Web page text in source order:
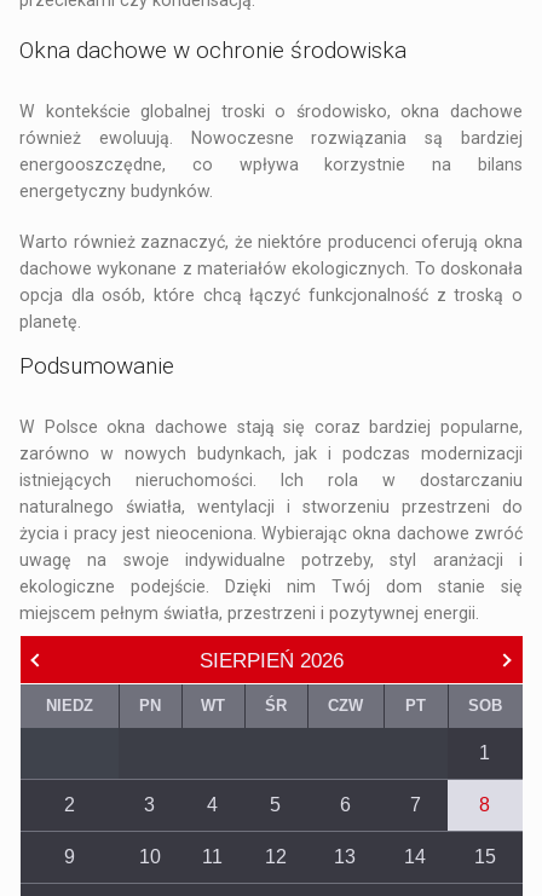
Okna dachowe w ochronie środowiska
W kontekście globalnej troski o środowisko, okna dachowe
również ewoluują. Nowoczesne rozwiązania są bardziej
energooszczędne, co wpływa korzystnie na bilans
energetyczny budynków.
Warto również zaznaczyć, że niektóre producenci oferują okna
dachowe wykonane z materiałów ekologicznych. To doskonała
opcja dla osób, które chcą łączyć funkcjonalność z troską o
planetę.
Podsumowanie
W Polsce okna dachowe stają się coraz bardziej popularne,
zarówno w nowych budynkach, jak i podczas modernizacji
istniejących nieruchomości. Ich rola w dostarczaniu
naturalnego światła, wentylacji i stworzeniu przestrzeni do
życia i pracy jest nieoceniona. Wybierając okna dachowe zwróć
uwagę na swoje indywidualne potrzeby, styl aranżacji i
ekologiczne podejście. Dzięki nim Twój dom stanie się
miejscem pełnym światła, przestrzeni i pozytywnej energii.
SIERPIEŃ 2026
NIEDZ PN WT ŚR CZW PT SOB
1
2 3 4 5 6 7 8
9 10 11 12 13 14 15